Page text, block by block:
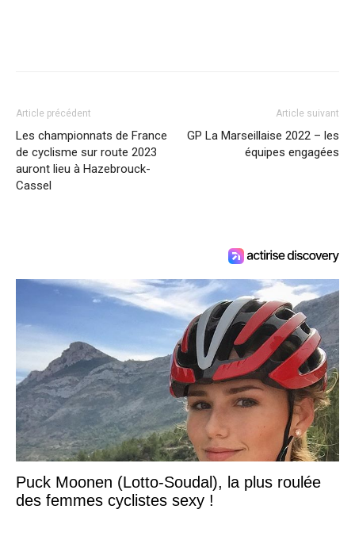
Article précédent
Les championnats de France
de cyclisme sur route 2023
auront lieu à Hazebrouck-
Cassel
Article suivant
GP La Marseillaise 2022 – les
équipes engagées
Puck Moonen (Lotto-Soudal), la plus roulée
des femmes cyclistes sexy !